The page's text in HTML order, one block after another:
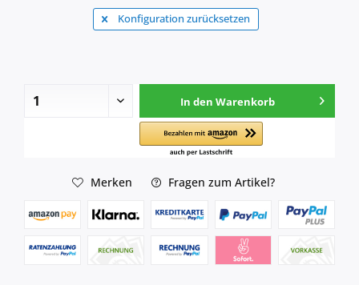
Konfiguration zurücksetzen
In den Warenkorb
Merken Fragen zum Artikel?